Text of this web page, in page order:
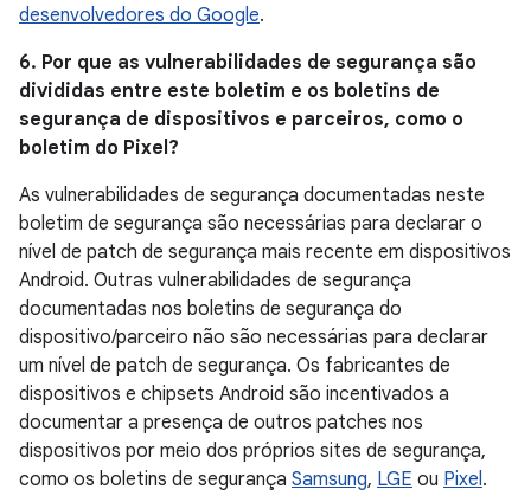
desenvolvedores do Google.
6. Por que as vulnerabilidades de segurança são
divididas entre este boletim e os boletins de
segurança de dispositivos e parceiros, como o
boletim do Pixel?
As vulnerabilidades de segurança documentadas neste
boletim de segurança são necessárias para declarar o
nível de patch de segurança mais recente em dispositivos
Android. Outras vulnerabilidades de segurança
documentadas nos boletins de segurança do
dispositivo/parceiro não são necessárias para declarar
um nível de patch de segurança. Os fabricantes de
dispositivos e chipsets Android são incentivados a
documentar a presença de outros patches nos
dispositivos por meio dos próprios sites de segurança,
como os boletins de segurança Samsung, LGE ou Pixel.